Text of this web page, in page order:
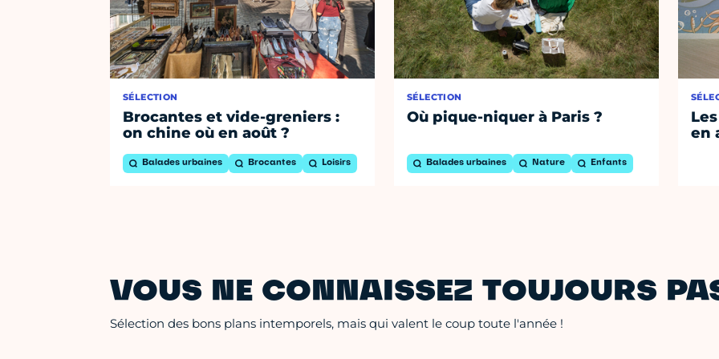
SÉLECTION
Brocantes et vide-greniers :
on chine où en août ?
Balades urbaines Brocantes Loisirs
SÉLECTION
Où pique-niquer à Paris ?
Balades urbaines Nature Enfants
en
VOUS NE CONNAISSEZ TOUJOURS
Sélection des bons plans intemporels, mais qui valent le coup toute l'année !